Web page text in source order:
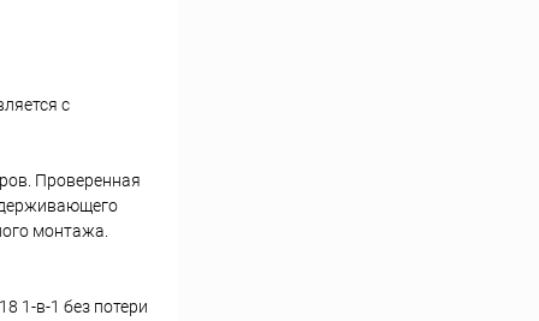
с
Проверенная
монтажа.
1-в-1 без потери